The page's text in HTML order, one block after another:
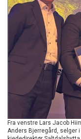
Fra venstre Lars Jacob
Anders Bjerregård, selger